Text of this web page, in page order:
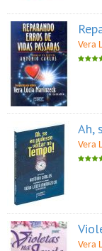
Vera
Ah,
Vera
Vera